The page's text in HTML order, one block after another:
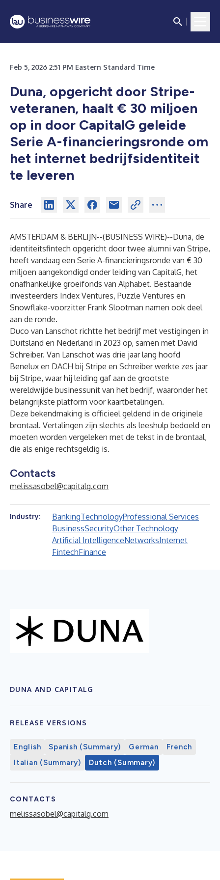
Feb 5, 2026 2:51 PM Eastern Standard Time
Duna, opgericht door Stripe-
veteranen, haalt € 30 miljoen
op in door CapitalG geleide
Serie A-financieringsronde om
het internet bedrijfsidentiteit
te leveren
Share
AMSTERDAM & BERLIJN--(BUSINESS WIRE)--Duna, de
identiteitsfintech opgericht door twee alumni van Stripe,
heeft vandaag een Serie A-financieringsronde van € 30
miljoen aangekondigd onder leiding van CapitalG, het
onafhankelijke groeifonds van Alphabet. Bestaande
investeerders Index Ventures, Puzzle Ventures en
Snowflake-voorzitter Frank Slootman namen ook deel
aan de ronde.
Duco van Lanschot richtte het bedrijf met vestigingen in
Duitsland en Nederland in 2023 op, samen met David
Schreiber. Van Lanschot was drie jaar lang hoofd
Benelux en DACH bij Stripe en Schreiber werkte zes jaar
bij Stripe, waar hij leiding gaf aan de grootste
wereldwijde businessunit van het bedrijf, waaronder het
belangrijkste platform voor kaartbetalingen.
Deze bekendmaking is officieel geldend in de originele
brontaal. Vertalingen zijn slechts als leeshulp bedoeld en
moeten worden vergeleken met de tekst in de brontaal,
die als enige rechtsgeldig is.
Contacts
melissasobel@capitalg.com
Industry: BankingTechnologyProfessional Services
BusinessSecurityOther Technology
Artificial IntelligenceNetworksInternet
FintechFinance
DUNA AND CAPITALG
RELEASE VERSIONS
English Spanish (Summary) German
French
Italian (Summary)
Dutch (Summary)
CONTACTS
melissasobel@capitalg.com